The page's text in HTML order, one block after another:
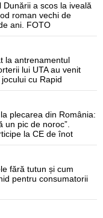
Dunării a scos la iveală
roman vechi de
ani. FOTO
la antrenamentul
lui UTA au venit
cu Rapid
plecarea din România:
un pic de noroc”.
la CE de înot
fără tutun și cum
pentru consumatorii